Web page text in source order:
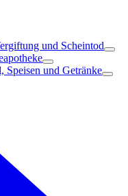
und Scheintod
Speisen und Getränke